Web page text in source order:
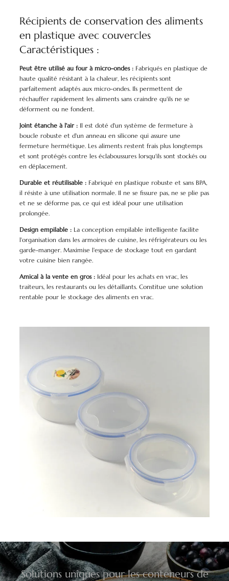
Récipients de conservation des aliments
en plastique avec couvercles
Caractéristiques :
Peut être utilisé au four à micro-ondes :Fabriqués en plastique de
haute qualité résistant à la chaleur, les récipients sont
parfaitement adaptés aux micro-ondes. Ils permettent de
réchauffer rapidement les aliments sans craindre qu'ils ne se
déforment ou ne fondent.
Joint étanche à l'air : Il est doté d'un système de fermeture à
boucle robuste et d'un anneau en silicone qui assure une
fermeture hermétique. Les aliments restent frais plus longtemps
et sont protégés contre les éclaboussures lorsqu'ils sont stockés ou
en déplacement.
Durable et réutilisable : Fabriqué en plastique robuste et sans BPA,
il résiste à une utilisation normale. Il ne se fissure pas, ne se plie pas
et ne se déforme pas, ce qui est idéal pour une utilisation
prolongée.
Design empilable : La conception empilable intelligente facilite
l'organisation dans les armoires de cuisine, les réfrigérateurs ou les
garde-manger. Maximise l'espace de stockage tout en gardant
votre cuisine bien rangée.
Amical à la vente en gros : Idéal pour les achats en vrac, les
traiteurs, les restaurants ou les détaillants. Constitue une solution
rentable pour le stockage des aliments en vrac.
Solutions uniques pour les conteneurs de